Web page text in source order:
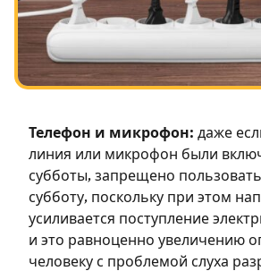
Посты в память о разрушенном
Ханука
Пурим
Телефон и микрофон: даже
линия или микрофон были
субботы, запрещено
субботу, поскольку при этом
усиливается поступление
и это равноценно увеличению
человеку с проблемой слуха